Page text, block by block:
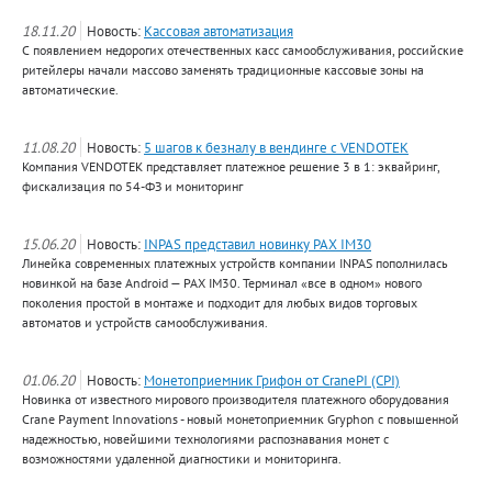
18.11.20 Новость: Кассовая автоматизация
С появлением недорогих отечественных касс самообслуживания, российские
ритейлеры начали массово заменять традиционные кассовые зоны на
автоматические.
11.08.20 Новость: 5 шагов к безналу в вендинге c VENDOTEK
Компания VENDOTEK представляет платежное решение 3 в 1: эквайринг,
фискализация по 54-ФЗ и мониторинг
15.06.20 Новость: INPAS представил новинку PAX IM30
Линейка современных платежных устройств компании INPAS пополнилась
новинкой на базе Android — PAX IM30. Терминал «все в одном» нового
поколения простой в монтаже и подходит для любых видов торговых
автоматов и устройств самообслуживания.
01.06.20 Новость: Монетоприемник Грифон от CranePI (CPI)
Новинка от известного мирового производителя платежного оборудования
Crane Payment Innovations - новый монетоприемник Gryphon с повышенной
надежностью, новейшими технологиями распознавания монет с
возможностями удаленной диагностики и мониторинга.